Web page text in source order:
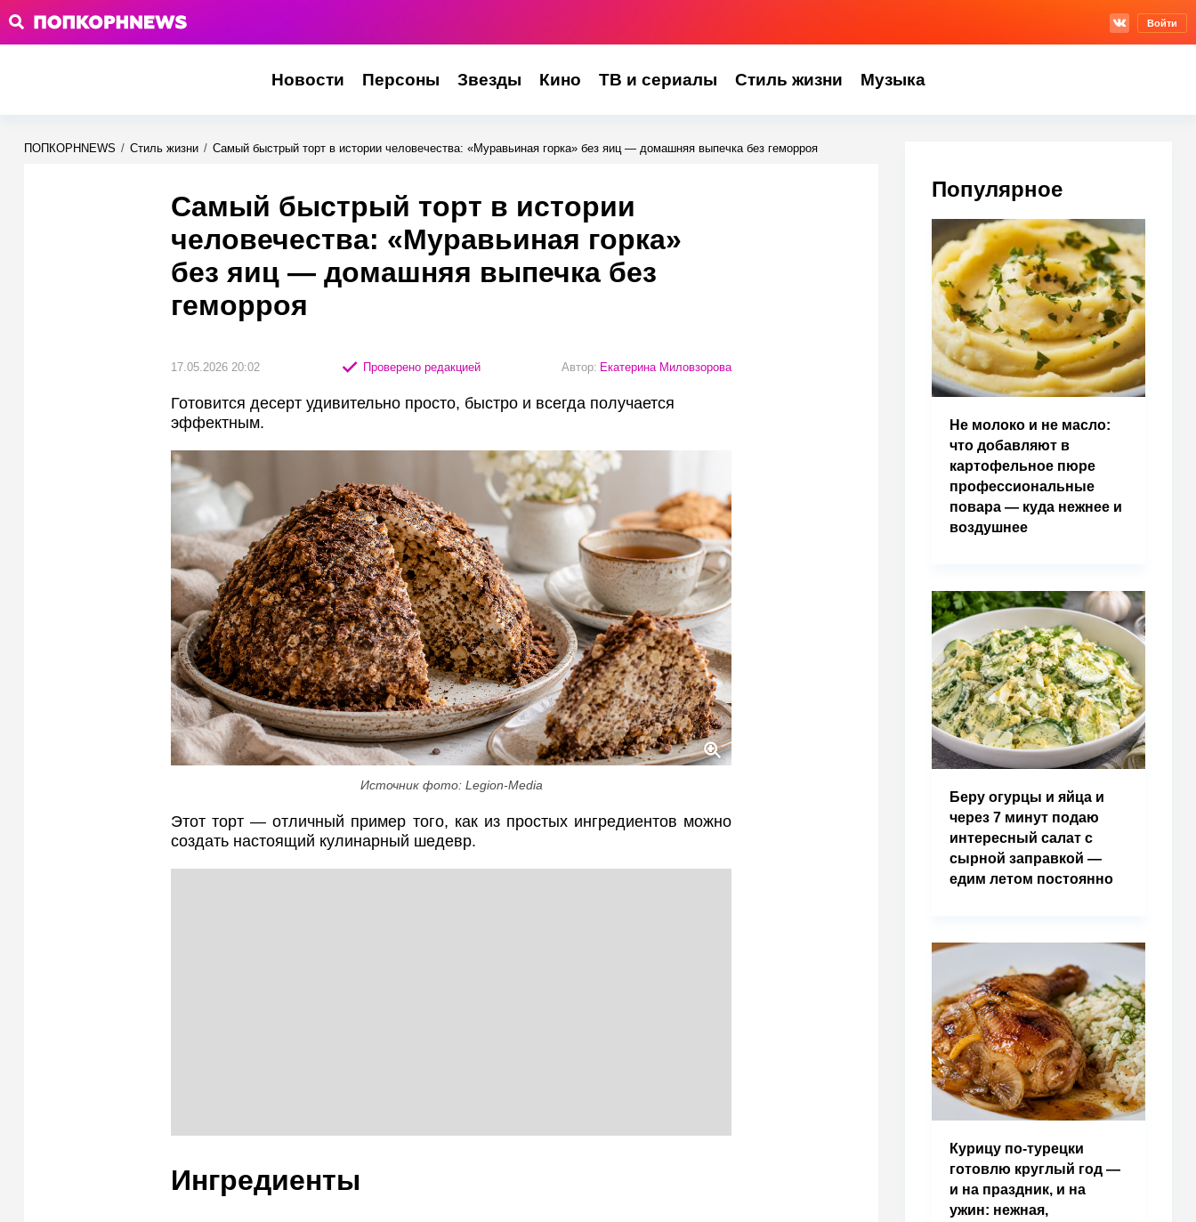
Войти
Новости Персоны Звезды Кино ТВ и сериалы Стиль жизни Музыка
ПОПКОРНNEWS / Стиль жизни / Самый быстрый торт в истории человечества: «Муравьиная горка» без яиц — домашняя выпечка без геморроя
Самый быстрый торт в истории
человечества: «Муравьиная горка»
без яиц — домашняя выпечка без
геморроя
17.05.2026 20:02 Проверено редакцией Автор: Екатерина Миловзорова
Готовится десерт удивительно просто, быстро и всегда получается
эффектным.
Источник фото: Legion-Media
Этот торт — отличный пример того, как из простых ингредиентов можно
создать настоящий кулинарный шедевр.
Ингредиенты
Популярное
Не молоко и не масло:
что добавляют в
картофельное пюре
профессиональные
повара — куда нежнее и
воздушнее
Беру огурцы и яйца и
через 7 минут подаю
интересный салат с
сырной заправкой —
едим летом постоянно
Курицу по-турецки
готовлю круглый год —
и на праздник, и на
ужин: нежная,